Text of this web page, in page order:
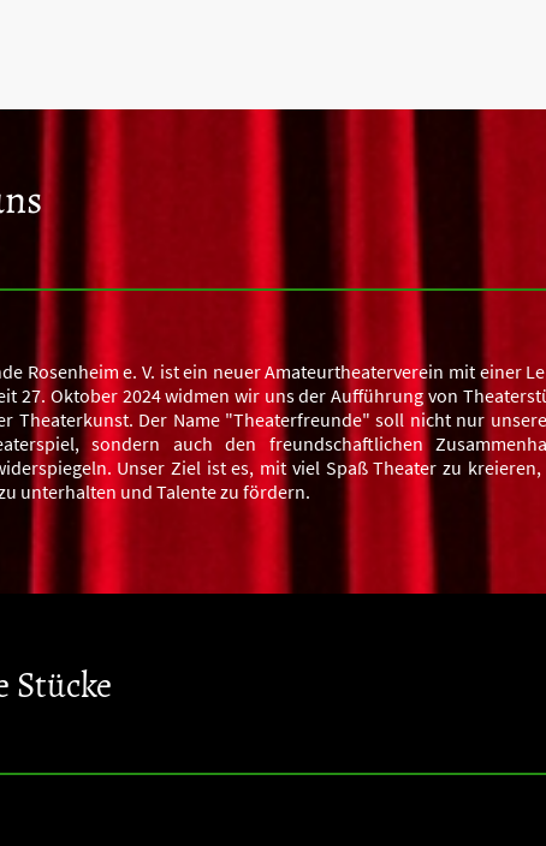
Rosenheim e. V. ist ein neuer Amateurtheaterverein mit einer
27. Oktober 2024 widmen wir uns der Aufführung von
Theaterkunst. Der Name "Theaterfreunde" soll nicht nur
sondern auch den freundschaftlichen
Unser Ziel ist es, mit viel Spaß Theater zu
unterhalten und Talente zu fördern.
Stücke